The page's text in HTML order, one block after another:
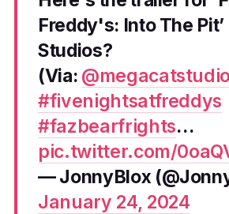
Freddy's: Into The
Studios?
(Via:
#fivenightsatfreddys
#fazbearfrights…
pic.twitter.com/
— JonnyBlox
January 24, 2024